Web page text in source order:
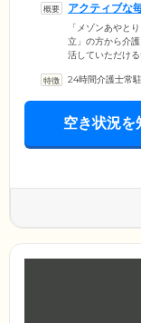
アクティブな
まいです
「メゾンあやと
立」の方から介
活していただけ
ア。「東村山八
富なスタッフが
トをご提供。い
24時間介護士常駐
空き状況を